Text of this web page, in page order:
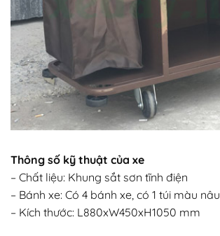
Thông số kỹ thuật của xe
– Chất liệu: Khung sắt sơn tĩnh điện
– Bánh xe: Có 4 bánh xe, có 1 túi màu nâu
– Kích thước: L880xW450xH1050 mm